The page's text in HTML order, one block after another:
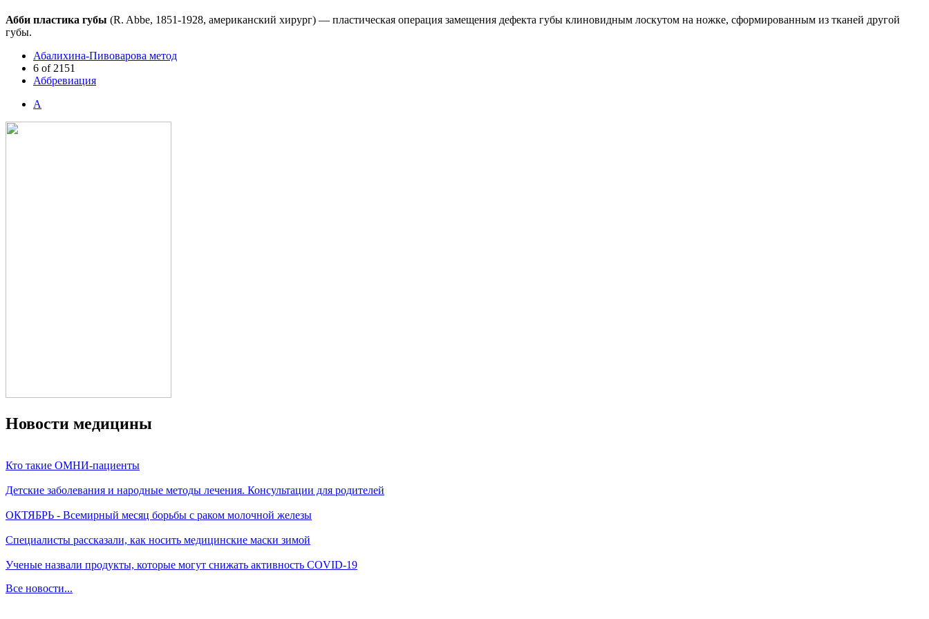
Абби пластика губы (R. Abbe, 1851-1928, американский хирург) — пластическая операция замещения дефекта губы клиновидным лоскутом на ножке, сформированным из тканей другой
губы.
Абалихина-Пивоварова метод
6 of 2151
Аббревиация
А
Новости медицины
Кто такие ОМНИ-пациенты
Детские заболевания и народные методы лечения. Консультации для родителей
ОКТЯБРЬ - Всемирный месяц борьбы с раком молочной железы
Специалисты рассказали, как носить медицинские маски зимой
Ученые назвали продукты, которые могут снижать активность COVID-19
Все новости...